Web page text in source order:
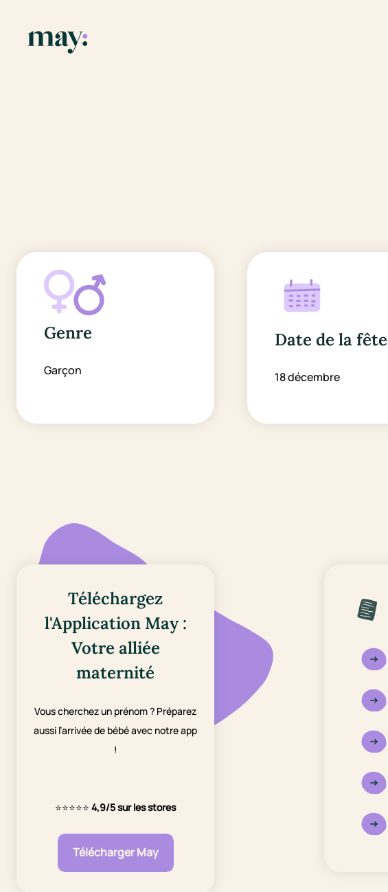
Genre
Garçon
Date de la fête
18 décembre
Téléchargez
l'Application May :
Votre alliée
maternité
Vous cherchez un prénom ? Préparez
aussi l’arrivée de bébé avec notre app
!
⭐⭐⭐⭐⭐ 4,9/5 sur les stores
Télécharger May